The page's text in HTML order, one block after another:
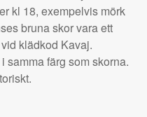
kl 18, exempelvis mörk
bruna skor vara ett
klädkod Kavaj.
samma färg som skorna.